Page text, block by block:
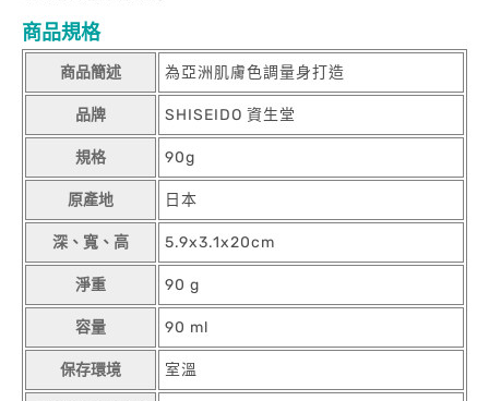
商品規格
商品簡述 為亞洲肌膚色調量身打造
品牌 SHISEIDO 資生堂
規格 90g
原產地 日本
深、寬、高 5.9x3.1x20cm
淨重 90 g
容量 90 ml
保存環境 室溫